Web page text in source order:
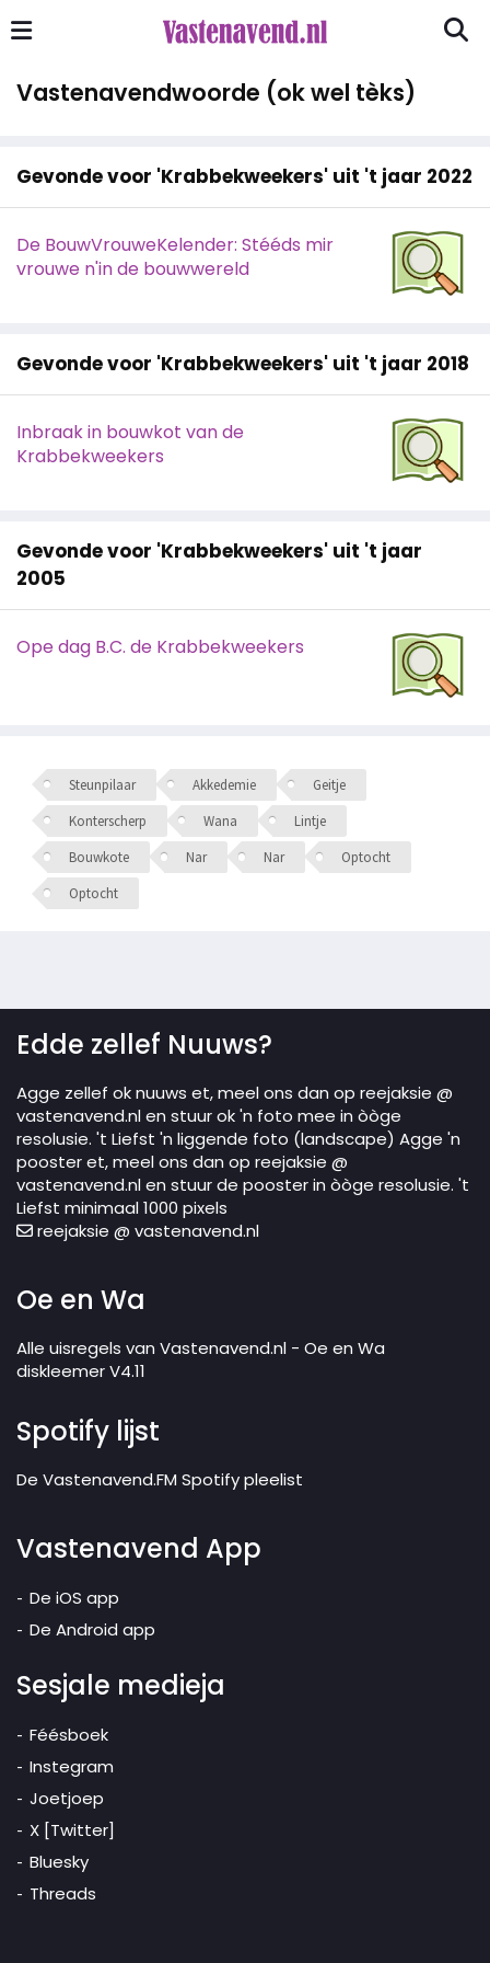
Vastenavendwoorde (ok wel tèks)
Gevonde voor 'Krabbekweekers' uit 't jaar 2022
De BouwVrouweKelender: Stééds mir
vrouwe n'in de bouwwereld
Gevonde voor 'Krabbekweekers' uit 't jaar 2018
Inbraak in bouwkot van de
Krabbekweekers
Gevonde voor 'Krabbekweekers' uit 't jaar
2005
Ope dag B.C. de Krabbekweekers
Steunpilaar Akkedemie
Geitje
Konterscherp
Wana
Lintje
Bouwkote
Nar Nar
Optocht
Optocht
Edde zellef Nuuws?
Agge zellef ok nuuws et, meel ons dan op reejaksie @
vastenavend.nl en stuur ok 'n foto mee in òòge
resolusie. 't Liefst 'n liggende foto (landscape) Agge 'n
pooster et, meel ons dan op reejaksie @
vastenavend.nl en stuur de pooster in òòge resolusie. 't
Liefst minimaal 1000 pixels
reejaksie @ vastenavend.nl
Oe en Wa
Alle uisregels van Vastenavend.nl - Oe en Wa
diskleemer V4.11
Spotify lijst
De Vastenavend.FM Spotify pleelist
Vastenavend App
De iOS app
De Android app
Sesjale medieja
Féésboek
Instegram
Joetjoep
X [Twitter]
Bluesky
Threads